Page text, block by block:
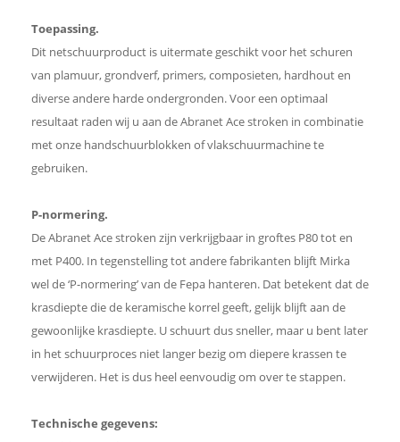
Toepassing.
Dit netschuurproduct is uitermate geschikt voor het schuren
van plamuur, grondverf, primers, composieten, hardhout en
diverse andere harde ondergronden. Voor een optimaal
resultaat raden wij u aan de Abranet Ace stroken in combinatie
met onze handschuurblokken of vlakschuurmachine te
gebruiken.
P-normering.
De Abranet Ace stroken zijn verkrijgbaar in groftes P80 tot en
met P400. In tegenstelling tot andere fabrikanten blijft Mirka
wel de ‘P-normering’ van de Fepa hanteren. Dat betekent dat de
krasdiepte die de keramische korrel geeft, gelijk blijft aan de
gewoonlijke krasdiepte. U schuurt dus sneller, maar u bent later
in het schuurproces niet langer bezig om diepere krassen te
verwijderen. Het is dus heel eenvoudig om over te stappen.
Technische gegevens: